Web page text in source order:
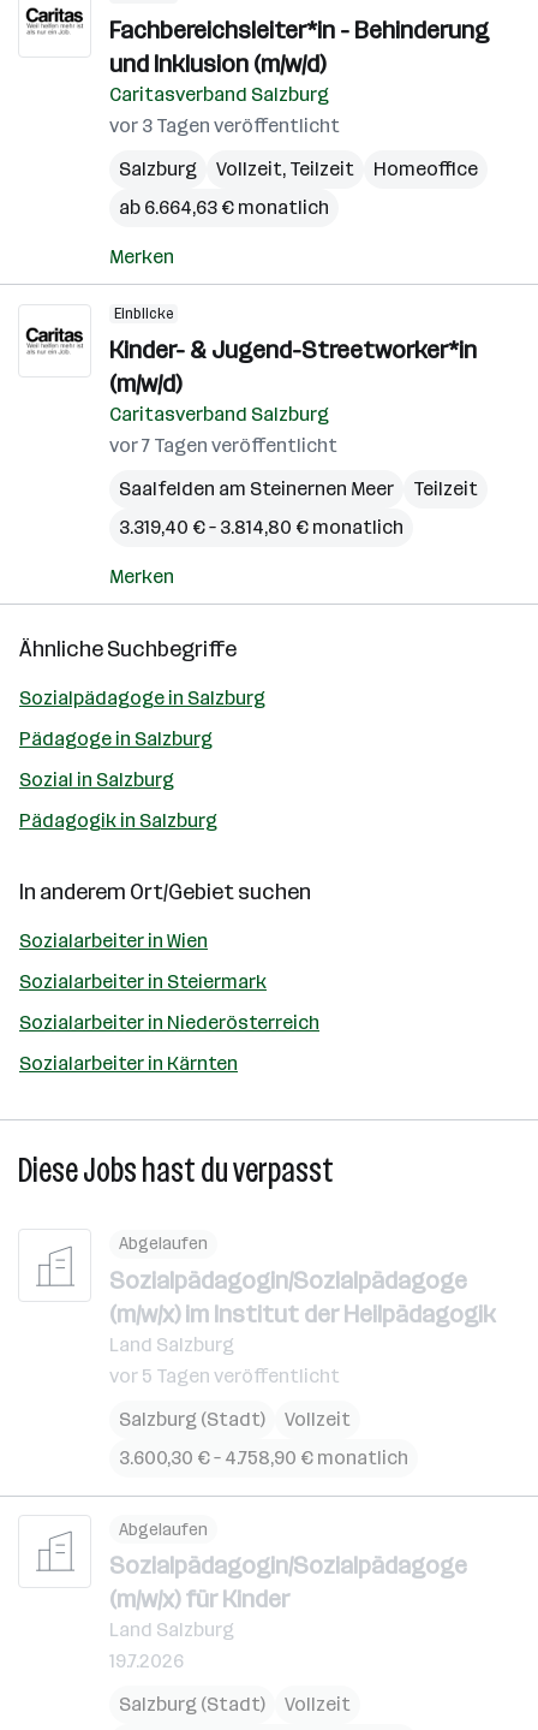
Fachbereichsleiter*in - Behinderung
und Inklusion (m/w/d)
Caritasverband Salzburg
vor 3 Tagen veröffentlicht
Salzburg
Vollzeit, Teilzeit
Homeoffice
ab 6.664,63 € monatlich
Merken
Einblicke
Kinder- & Jugend-Streetworker*in
(m/w/d)
Caritasverband Salzburg
vor 7 Tagen veröffentlicht
Saalfelden am Steinernen Meer
Teilzeit
3.319,40 € – 3.814,80 € monatlich
Merken
Ähnliche Suchbegriffe
Sozialpädagoge in Salzburg
Pädagoge in Salzburg
Sozial in Salzburg
Pädagogik in Salzburg
In anderem Ort/Gebiet suchen
Sozialarbeiter in Wien
Sozialarbeiter in Steiermark
Sozialarbeiter in Niederösterreich
Sozialarbeiter in Kärnten
Diese Jobs hast du verpasst
Abgelaufen
Sozialpädagogin/Sozialpädagoge
(m/w/x) im Institut der Heilpädagogik
Land Salzburg
vor 5 Tagen veröffentlicht
Salzburg (Stadt)
Vollzeit
3.600,30 € – 4.758,90 € monatlich
Abgelaufen
Sozialpädagogin/Sozialpädagoge
(m/w/x) für Kinder
Land Salzburg
19.7.2026
Salzburg (Stadt)
Vollzeit